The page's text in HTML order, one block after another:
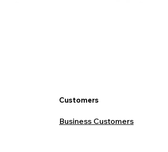
Customers
Business Customers